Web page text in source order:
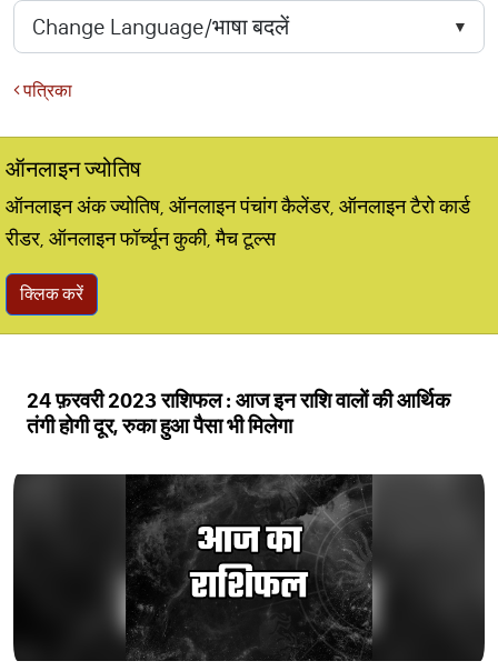
पत्रिका
ऑनलाइन ज्योतिष
ऑनलाइन अंक ज्योतिष, ऑनलाइन पंचांग कैलेंडर, ऑनलाइन टैरो कार्ड
रीडर, ऑनलाइन फॉर्च्यून कुकी, मैच टूल्स
क्लिक करें
24 फ़रवरी 2023 राशिफल : आज इन राशि वालों की आर्थिक
तंगी होगी दूर, रुका हुआ पैसा भी मिलेगा